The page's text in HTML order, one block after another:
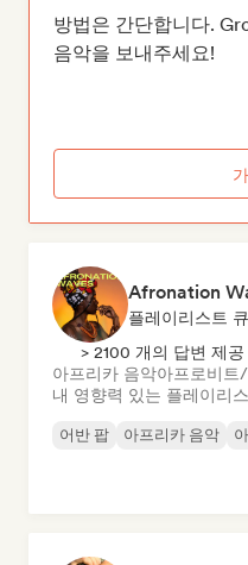
방법은 간단합니다.
음악을 보내주세요!
Afronation
플레이리스트
> 2100 개의 답변 제공
아프리카 음악아프로비트
내 영향력 있는 플레이리
어반 팝 아프리카 음악